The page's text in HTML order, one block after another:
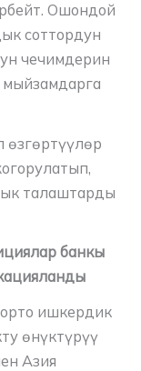
Ошондой
соттордун
чечимдерин
өзгөртүүлөр
талаштарды
банкы
ишкердик
өнүктүрүү
Азия